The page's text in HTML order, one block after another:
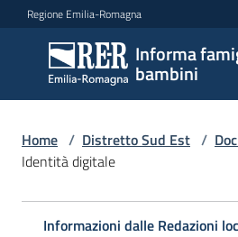
Vai al contenuto
Vai alla navigazione
Vai al footer
Regione Emilia-Romagna
Informa
bambini
Informa
famiglie
e
bambini
Argomenti
Home / Distretto Sud Est /
Identità digitale
Informazioni dalle Redazioni